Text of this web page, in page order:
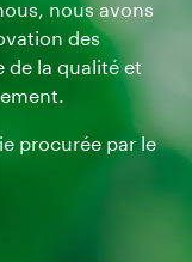
nous avons
des
de la qualité et
procurée par le